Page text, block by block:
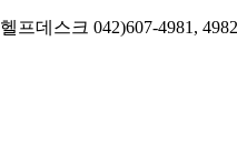
헬프데스크 042)607-4981,